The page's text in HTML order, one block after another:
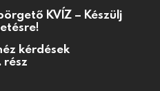
KVÍZ – Készülj
kérdések
rész